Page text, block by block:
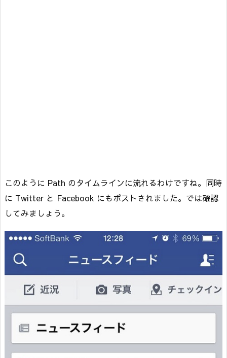
このように Path のタイムラインに流れるわけですね。同時
に Twitter と Facebook にもポストされました。では確認
してみましょう。